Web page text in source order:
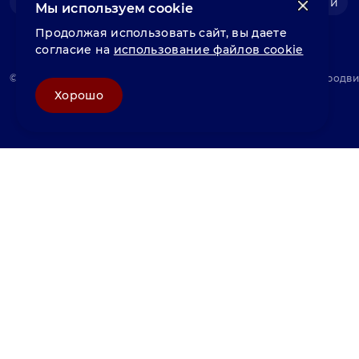
© «Велунд нержавейка» 2025, Разработка и комплексное
Мы используем cookie
Продолжая использовать сайт, вы даете
согласие на использование файлов cookie
Хорошо